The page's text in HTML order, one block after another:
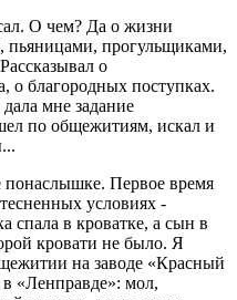
О чем? Да о жизни
пьяницами, прогульщиками,
о
о благородных поступках.
мне задание
по общежитиям, искал и
понаслышке. Первое время
условиях -
спала в кроватке, а сын в
кровати не было. Я
на заводе «Красный
«Ленправде»: мол,